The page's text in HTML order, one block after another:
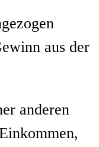
aus der
anderen